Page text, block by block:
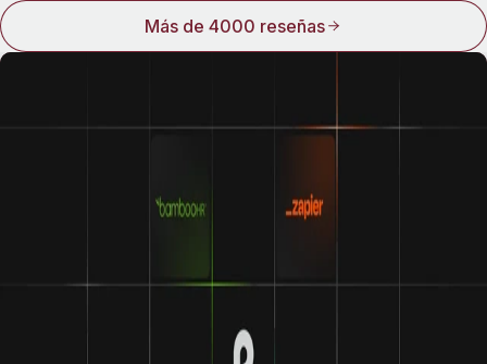
Más de 4000 reseñas
Nos llevamos bien con los demás. Conecta Remote con
algunos de los nombres más importantes del mundo de los
Descubrir nuestras integraciones